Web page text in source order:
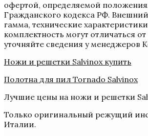
офертой, определяемой
Гражданского кодекса РФ.
гамма, технические
комплектность могут отличаться
уточняйте сведения у менеджеров
Ножи и решетки Salvinox купить
Полотна для пил Tornado Salvinox
Лучшие цены на ножи и решетки
Только оригинальный режущий
Италии.